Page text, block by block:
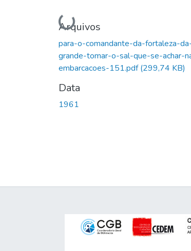
Carregando...
Arquivos
para-o-comandante-da-fortaleza-
grande-tomar-o-sal-que-se-achar-
embarcacoes-151.pdf(299,74 KB)
Data
1961